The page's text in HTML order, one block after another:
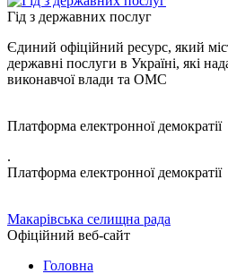
Гід з державних послуг
Єдиний офіційний ресурс, який
державні послуги в Україні, які
виконавчої влади та ОМС
Платформа електронної демократії
.
Платформа електронної демократії
Макарівська селищна рада
Офіційний веб-сайт
Головна